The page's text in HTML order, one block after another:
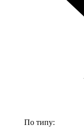
По типу: